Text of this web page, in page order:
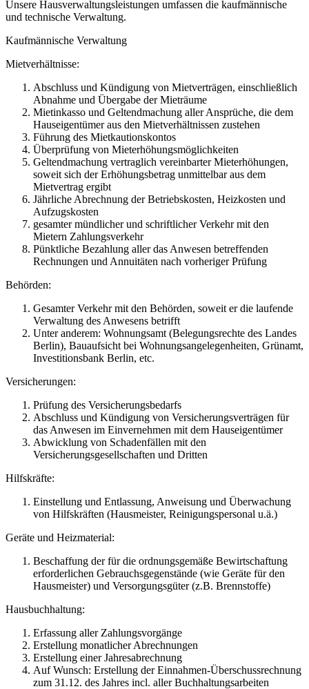
Unsere Hausverwaltungsleistungen umfassen die kaufmännische
und technische Verwaltung.
Kaufmännische Verwaltung
Mietverhältnisse:
Abschluss und Kündigung von Mietverträgen, einschließlich
Abnahme und Übergabe der Mieträume
Mietinkasso und Geltendmachung aller Ansprüche, die dem
Hauseigentümer aus den Mietverhältnissen zustehen
Führung des Mietkautionskontos
Überprüfung von Mieterhöhungsmöglichkeiten
Geltendmachung vertraglich vereinbarter Mieterhöhungen,
soweit sich der Erhöhungsbetrag unmittelbar aus dem
Mietvertrag ergibt
Jährliche Abrechnung der Betriebskosten, Heizkosten und
Aufzugskosten
gesamter mündlicher und schriftlicher Verkehr mit den
Mietern Zahlungsverkehr
Pünktliche Bezahlung aller das Anwesen betreffenden
Rechnungen und Annuitäten nach vorheriger Prüfung
Behörden:
Gesamter Verkehr mit den Behörden, soweit er die laufende
Verwaltung des Anwesens betrifft
Unter anderem: Wohnungsamt (Belegungsrechte des Landes
Berlin), Bauaufsicht bei Wohnungsangelegenheiten, Grünamt,
Investitionsbank Berlin, etc.
Versicherungen:
Prüfung des Versicherungsbedarfs
Abschluss und Kündigung von Versicherungsverträgen für
das Anwesen im Einvernehmen mit dem Hauseigentümer
Abwicklung von Schadenfällen mit den
Versicherungsgesellschaften und Dritten
Hilfskräfte:
Einstellung und Entlassung, Anweisung und Überwachung
von Hilfskräften (Hausmeister, Reinigungspersonal u.ä.)
Geräte und Heizmaterial:
Beschaffung der für die ordnungsgemäße Bewirtschaftung
erforderlichen Gebrauchsgegenstände (wie Geräte für den
Hausmeister) und Versorgungsgüter (z.B. Brennstoffe)
Hausbuchhaltung:
Erfassung aller Zahlungsvorgänge
Erstellung monatlicher Abrechnungen
Erstellung einer Jahresabrechnung
Auf Wunsch: Erstellung der Einnahmen-Überschussrechnung
zum 31.12. des Jahres incl. aller Buchhaltungsarbeiten